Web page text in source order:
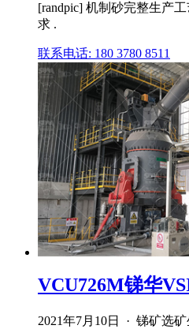
[randpic] 机制砂完整生产
求 .
联系电话: 180 3780 8511
VCU726M锑华
2021年7月10日 · 锑矿选